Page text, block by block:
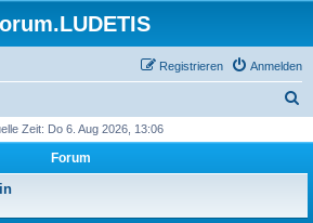
Anmelden
Registrieren
h
Zeit: Do 6. Aug 2026, 13:06
Forum